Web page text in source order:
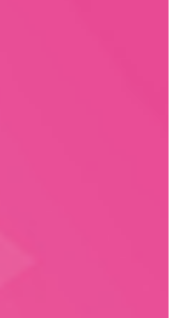
teamfähig
Studium mit
Ernährung
in Wort und
mit einer